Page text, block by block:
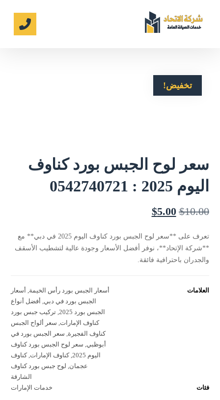
تخفيض!
سعر لوح الجبس بورد كناوف
اليوم 2025 : 0542740721
$10.00
$5.00
تعرف على **سعر لوح الجبس بورد كناوف اليوم 2025 في دبي** مع
**شركة الإتحاد**، نوفر أفضل الأسعار وجودة عالية لتشطيب الأسقف
والجدران باحترافية فائقة.
العلامات أسعار الجبس بورد رأس الخيمة, أسعار
الجبس بورد في دبي, أفضل أنواع
الجبس بورد 2025
, تركيب جبس بورد
كناوف الإمارات, سعر ألواح الجبس
كناوف الفجيرة, سعر الجبس بورد في
أبوظبي, سعر لوح الجبس بورد كناوف
اليوم 2025
,كناوف الإمارات,كناوف
عجمان, لوح جبس بورد كناوف
الشارقة
فئات
خدمات الإمارات